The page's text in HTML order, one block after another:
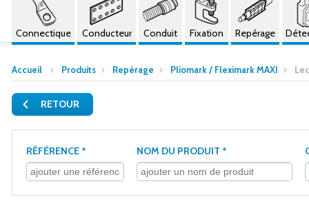
Connectique Conducteur Conduit Fixation Repérage
Accueil Produits Repérage Pliomark / Fleximark MAXI
RETOUR
RÉFÉRENCE * NOM DU PRODUIT *